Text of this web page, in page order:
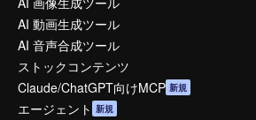
AI 動画生成ツール
AI 音声合成ツール
ストックコンテンツ
Claude/ChatGPT向けMCP 新規
エージェント 新規